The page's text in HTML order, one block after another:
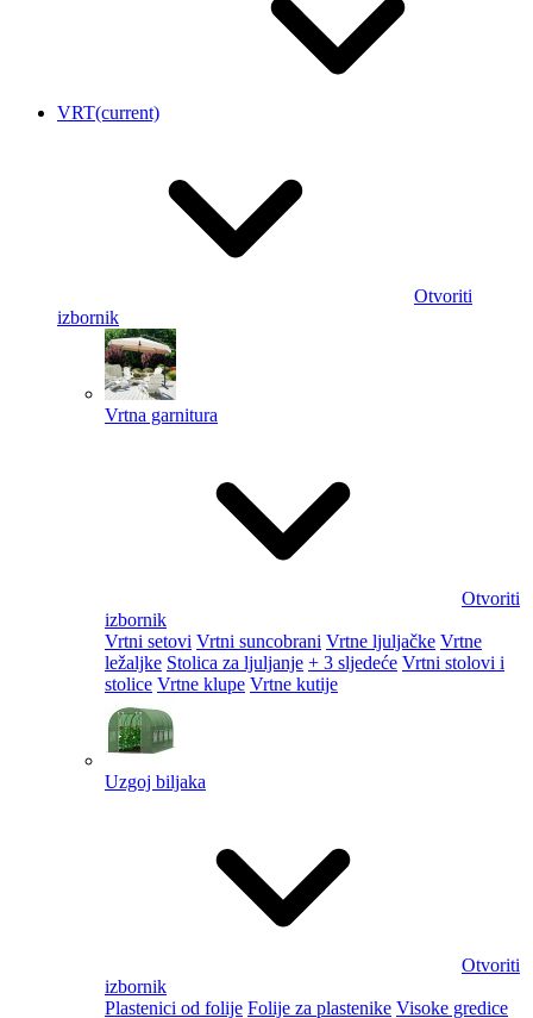
VRT(current)
Otvoriti
izbornik
Vrtna garnitura
Otvoriti
izbornik
Vrtni setovi Vrtni suncobrani Vrtne ljuljačke Vrtne
ležaljke Stolica za ljuljanje + 3 sljedeće Vrtni stolovi i
stolice Vrtne klupe Vrtne kutije
Uzgoj biljaka
Otvoriti
izbornik
Plastenici od folije Folije za plastenike Visoke gredice